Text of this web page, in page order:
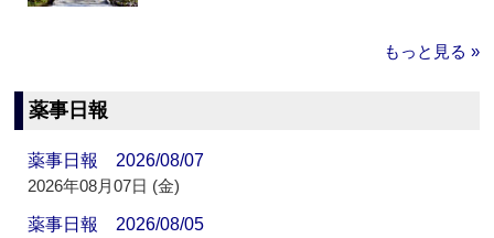
もっと見る »
薬事日報
薬事日報 2026/08/07
2026年08月07日 (金)
薬事日報 2026/08/05